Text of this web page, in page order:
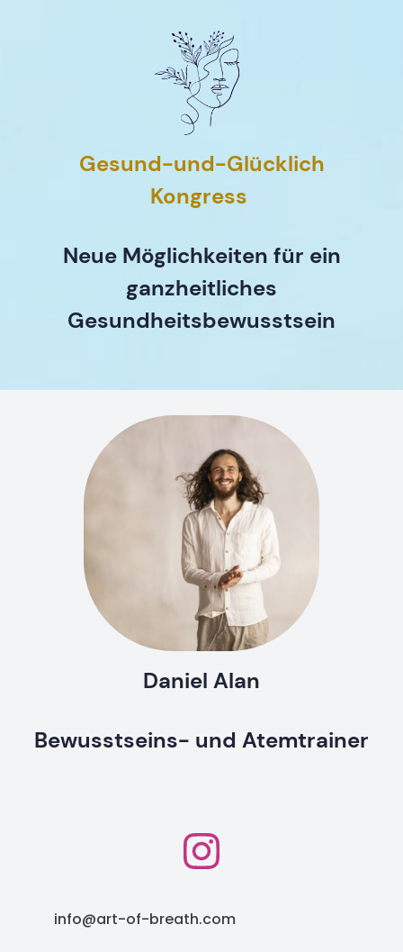
Gesund-und-Glücklich
Kongress
Neue Möglichkeiten für ein
ganzheitliches
Gesundheitsbewusstsein
Daniel Alan
Bewusstseins- und Atemtrainer
info@art-of-breath.com